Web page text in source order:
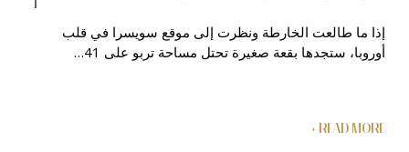
إذا ما طالعت الخارطة ونظرت إلى موقع سويسرا في قلب
أوروبا، ستجدها بقعة صغيرة تحتل مساحة تربو على 41…
READ MORE +